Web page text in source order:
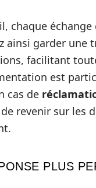
chaque échange
ainsi garder une
facilitant
est
cas de
revenir sur les
PLUS